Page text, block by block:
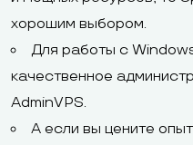
хорошим выбором.
Для работы с
качественное
AdminVPS.
А если вы цените